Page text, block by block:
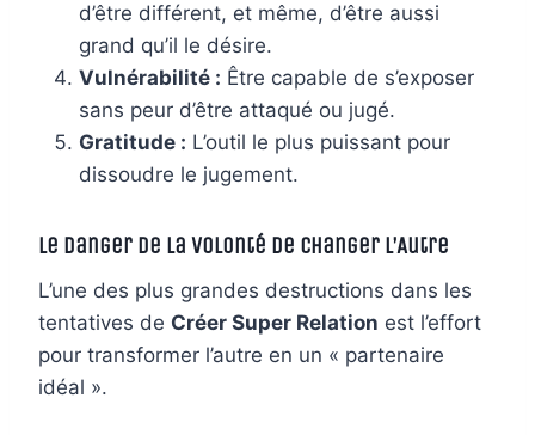
d’être différent, et même, d’être aussi
grand qu’il le désire.
Vulnérabilité : Être capable de s’exposer
sans peur d’être attaqué ou jugé.
Gratitude : L’outil le plus puissant pour
dissoudre le jugement.
Le Danger de la Volonté de Changer l’Autre
L’une des plus grandes destructions dans les
tentatives de Créer Super Relation est l’effort
pour transformer l’autre en un « partenaire
idéal ».